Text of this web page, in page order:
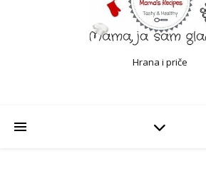
Hrana i priče